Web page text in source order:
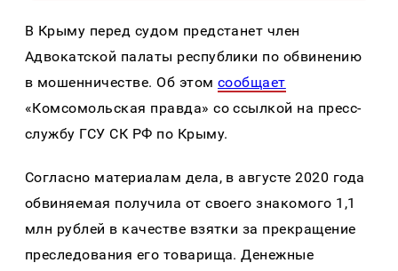
В Крыму перед судом предстанет член
Адвокатской палаты республики по обвинению
в мошенничестве. Об этом сообщает
«Комсомольская правда» со ссылкой на пресс-
службу ГСУ СК РФ по Крыму.
Согласно материалам дела, в августе 2020 года
обвиняемая получила от своего знакомого 1,1
млн рублей в качестве взятки за прекращение
преследования его товарища. Денежные